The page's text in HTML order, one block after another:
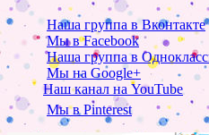
Наша группа в Вконтакте
Мы в Facebook
Наша группа в
Мы на Google+
Наш канал на YouTube
Мы в Pinterest